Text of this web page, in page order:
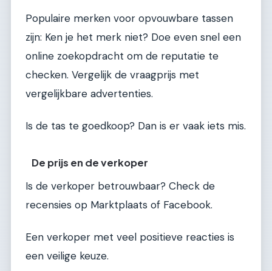
Populaire merken voor opvouwbare tassen
zijn: Ken je het merk niet? Doe even snel een
online zoekopdracht om de reputatie te
checken. Vergelijk de vraagprijs met
vergelijkbare advertenties.
Is de tas te goedkoop? Dan is er vaak iets mis.
De prijs en de verkoper
Is de verkoper betrouwbaar? Check de
recensies op Marktplaats of Facebook.
Een verkoper met veel positieve reacties is
een veilige keuze.